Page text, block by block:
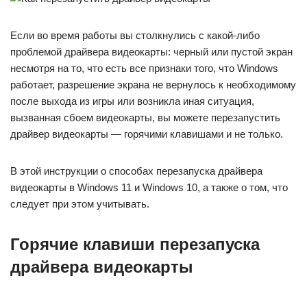
Если во время работы вы столкнулись с какой-либо
проблемой драйвера видеокарты: черный или пустой экран
несмотря на то, что есть все признаки того, что Windows
работает, разрешение экрана не вернулось к необходимому
после выхода из игры или возникла иная ситуация,
вызванная сбоем видеокарты, вы можете перезапустить
драйвер видеокарты — горячими клавишами и не только.
В этой инструкции о способах перезапуска драйвера
видеокарты в Windows 11 и Windows 10, а также о том, что
следует при этом учитывать.
Горячие клавиши перезапуска
драйвера видеокарты